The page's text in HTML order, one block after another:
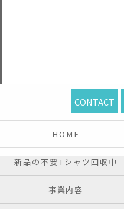
CONTACT
HOME
新品の不要Tシャツ回収中
事業内容